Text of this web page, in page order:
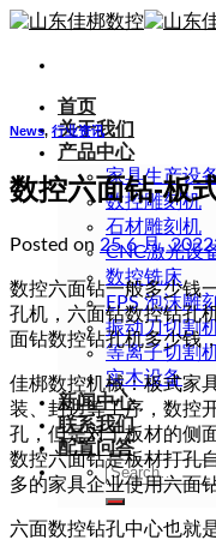
Skip
content
首页
关于我们
产品中心
家具生产设
数控雕刻机
石材雕刻机
CNC激光设
数控铣床
EPS 泡沫雕
振动刀切割
等离子切割
实木设备
新闻中心
联系我们
配置问答
Search
for:
News, 行业资讯
数控六面钻-板
Posted on 25 6 月, 2022
数控六面钻一般多少钱
孔机，六面钻数控钻孔
面钻数控钻孔机多少钱
佳梆数控机械：板式家
装、封边等工序，数控
孔，但是对于板材的侧
数控六面钻是板材打孔
多的家具企业使用六面
六面数控钻孔中心也就